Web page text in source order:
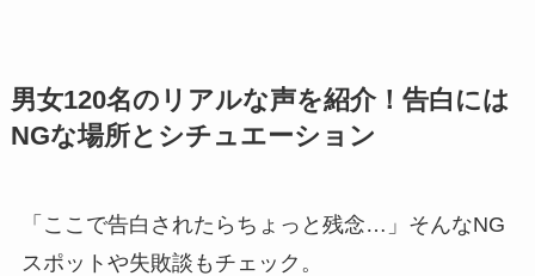
男女120名のリアルな声を紹介！告白には
NGな場所とシチュエーション
「ここで告白されたらちょっと残念…」そんなNG
スポットや失敗談もチェック。